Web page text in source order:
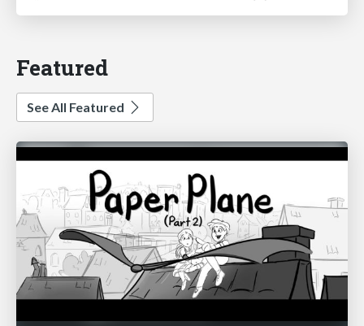
Featured
See All Featured